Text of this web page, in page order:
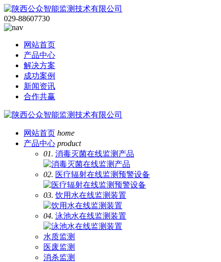
029-88607730
网站首页
产品中心
解决方案
成功案例
新闻资讯
合作共赢
网站首页 home
产品中心 product
01. 消毒灭菌在线监测产品
02. 医疗辐射在线监测预警设备
03. 饮用水在线监测装置
04. 泳池水在线监测装置
水质监测
医废监测
消杀监测